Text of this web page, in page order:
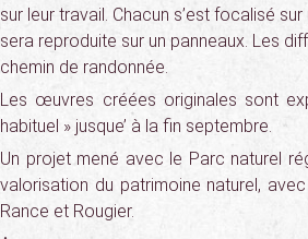
sur leur travail. Chacun s’est focalisé
sera reproduite sur un panneaux. Les
chemin de randonnée.
Les œuvres créées originales sont
habituel » jusque’ à la fin septembre.
Un projet mené avec le Parc naturel
valorisation du patrimoine naturel,
Rance et Rougier.